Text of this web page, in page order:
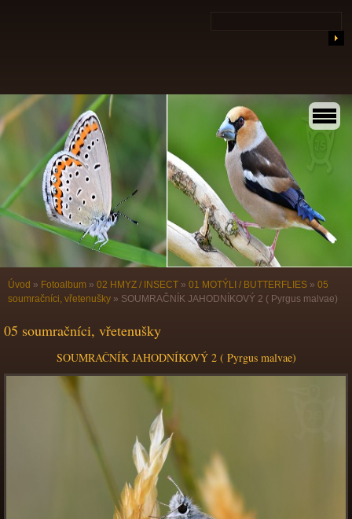
Úvod » Fotoalbum » 02 HMYZ / INSECT » 01 MOTÝLI / BUTTERFLIES » 05
soumračníci, vřetenušky » SOUMRAČNÍK JAHODNÍKOVÝ 2 ( Pyrgus malvae)
05 soumračníci, vřetenušky
SOUMRAČNÍK JAHODNÍKOVÝ 2 ( Pyrgus malvae)